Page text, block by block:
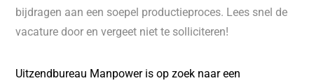
bijdragen aan een soepel productieproces. Lees snel de
vacature door en vergeet niet te solliciteren!
Uitzendbureau Manpower is op zoek naar een